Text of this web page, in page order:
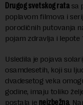
Drugog svetskog ratasa
poplavom filmova i
porodičnih putovanja
pojam zdravlja i lepote
Usledila je pojava
osamdesetih, koji su
dvadesetog veka
godine, imaju toliko
postala je neizbežna.